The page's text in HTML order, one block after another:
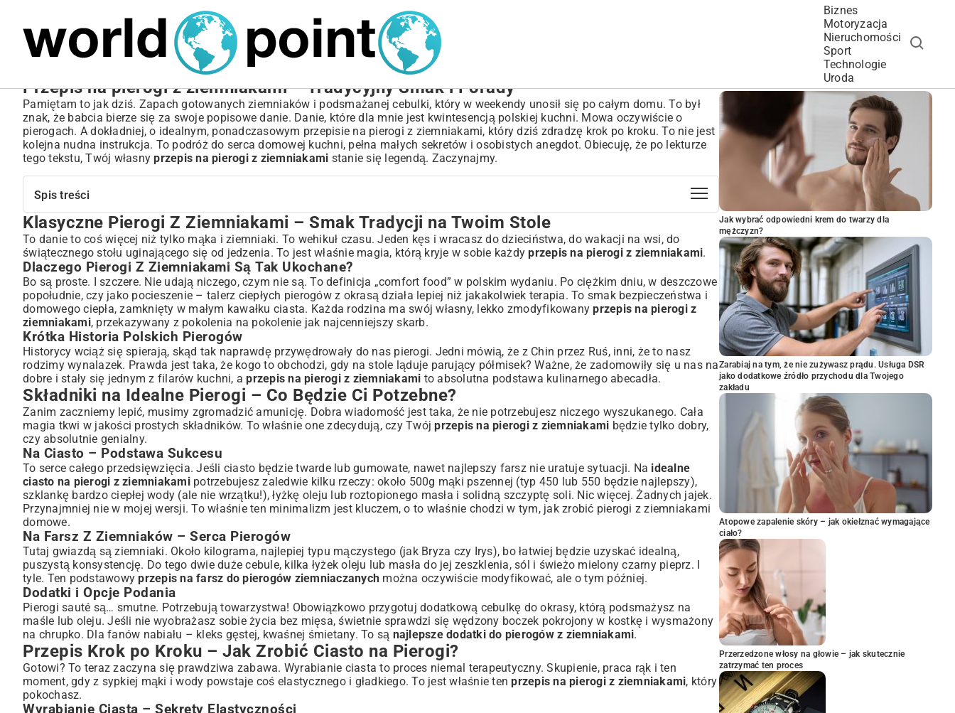
Biznes
Motoryzacja
Nieruchomości
Sport
Technologie
Uroda
Przepis na pierogi z ziemniakami – Tradycyjny Smak i Porady
Pamiętam to jak dziś. Zapach gotowanych ziemniaków i podsmażanej cebulki, który w weekendy unosił się po całym domu. To był
znak, że babcia bierze się za swoje popisowe danie. Danie, które dla mnie jest kwintesencją polskiej kuchni. Mowa oczywiście o
pierogach. A dokładniej, o idealnym, ponadczasowym przepisie na pierogi z ziemniakami, który dziś zdradzę krok po kroku. To nie jest
kolejna nudna instrukcja. To podróż do serca domowej kuchni, pełna małych sekretów i osobistych anegdot. Obiecuję, że po lekturze
tego tekstu, Twój własnyprzepis na pierogi z ziemniakami stanie się legendą. Zaczynajmy.
Spis treści
Klasyczne Pierogi Z Ziemniakami – Smak Tradycji na Twoim Stole
Dlaczego Pierogi Z Ziemniakami Są Tak Ukochane?
Krótka Historia Polskich Pierogów
Składniki na Idealne Pierogi – Co Będzie Ci Potzebne?
Na Ciasto – Podstawa Sukcesu
Na Farsz Z Ziemniaków – Serca Pierogów
Dodatki i Opcje Podania
Przepis Krok po Kroku – Jak Zrobić Ciasto na Pierogi?
Wyrabianie Ciasta – Sekrety Elastyczności
Odpoczynek Ciasta – Klucz do Łatwego Wałkowania
Przygotowanie Farszu Z Ziemniaków – Tajemnica Bogatego Smaku
Gotowanie i Tłuczenie Ziemniaków – Perfekcyjna Konsystencja
Doprawianie Farszu – Jak Wydobyć Najlepszy Smak?
Klejenie Pierogów – Praktyczny Poradnik
Techniki Klejenia – Od Prostych do Zdobnych
Wskazówki dla Początkujących – Unikaj Typowych Błędów
Jak Gotować i Podawać Pierogi Z Ziemniakami?
Gotowanie Pierogów – Ile Czasu, Ile Wody?
Smażenie Pierogów – Chrupiąca Alternatywa
Najlepsze Dodatki i Sosy do Pierogów Z Ziemniakami
Wariacje na Temat Pierogów Z Ziemniakami i Praktyczne Porady
Inne Farsze Ziemniaczane – Inspiracje Kulinarne
Jak Mrozić Pierogi – Poradnik na Przyszłość
Pierogi Z Ziemniakami w Kontekście Kuchni Bezmięsnej
Podsumowanie – Świętuj Smak Domowej Kuchni
Klasyczne Pierogi Z Ziemniakami – Smak Tradycji na Twoim Stole
To danie to coś więcej niż tylko mąka i ziemniaki. To wehikuł czasu. Jeden kęs i wracasz do dzieciństwa, do wakacji na wsi, do
świątecznego stołu uginającego się od jedzenia. To jest właśnie magia, którą kryje w sobie każdyprzepis na pierogi z ziemniakami.
Dlaczego Pierogi Z Ziemniakami Są Tak Ukochane?
Bo są proste. I szczere. Nie udają niczego, czym nie są. To definicja „comfort food” w polskim wydaniu. Po ciężkim dniu, w deszczowe
popołudnie, czy jako pocieszenie – talerz ciepłych pierogów z okrasą działa lepiej niż jakakolwiek terapia. To smak bezpieczeństwa i
domowego ciepła, zamknięty w małym kawałku ciasta. Każda rodzina ma swój własny, lekko zmodyfikowanyprzepis na pierogi z
ziemniakami, przekazywany z pokolenia na pokolenie jak najcenniejszy skarb.
Krótka Historia Polskich Pierogów
Historycy wciąż się spierają, skąd tak naprawdę przywędrowały do nas pierogi. Jedni mówią, że z Chin przez Ruś, inni, że to nasz
rodzimy wynalazek. Prawda jest taka, że kogo to obchodzi, gdy na stole ląduje parujący półmisek? Ważne, że zadomowiły się u nas na
dobre i stały się jednym z filarów kuchni, aprzepis na pierogi z ziemniakami to absolutna podstawa kulinarnego abecadła.
Składniki na Idealne Pierogi – Co Będzie Ci Potzebne?
Zanim zaczniemy lepić, musimy zgromadzić amunicję. Dobra wiadomość jest taka, że nie potrzebujesz niczego wyszukanego. Cała
magia tkwi w jakości prostych składników. To właśnie one zdecydują, czy Twójprzepis na pierogi z ziemniakami będzie tylko dobry,
czy absolutnie genialny.
Na Ciasto – Podstawa Sukcesu
To serce całego przedsięwzięcia. Jeśli ciasto będzie twarde lub gumowate, nawet najlepszy farsz nie uratuje sytuacji. Na idealne
ciasto na pierogi z ziemniakamipotrzebujesz zaledwie kilku rzeczy: około 500g mąki pszennej (typ 450 lub 550 będzie najlepszy),
szklankę bardzo ciepłej wody (ale nie wrzątku!), łyżkę oleju lub roztopionego masła i solidną szczyptę soli. Nic więcej. Żadnych jajek.
Przynajmniej nie w mojej wersji. To właśnie ten minimalizm jest kluczem, o to właśnie chodzi w tym, jak zrobić pierogi z ziemniakami
domowe.
Na Farsz Z Ziemniaków – Serca Pierogów
Tutaj gwiazdą są ziemniaki. Około kilograma, najlepiej typu mączystego (jak Bryza czy Irys), bo łatwiej będzie uzyskać idealną,
puszystą konsystencję. Do tego dwie duże cebule, kilka łyżek oleju lub masła do jej zeszklenia, sól i świeżo mielony czarny pieprz. I
tyle. Ten podstawowyprzepis na farsz do pierogów ziemniaczanych można oczywiście modyfikować, ale o tym później.
Dodatki i Opcje Podania
Pierogi sauté są… smutne. Potrzebują towarzystwa! Obowiązkowo przygotuj dodatkową cebulkę do okrasy, którą podsmażysz na
maśle lub oleju. Jeśli nie wyobrażasz sobie życia bez mięsa, świetnie sprawdzi się wędzony boczek pokrojony w kostkę i wysmażony
na chrupko. Dla fanów nabiału – kleks gęstej, kwaśnej śmietany. To są najlepsze dodatki do pierogów z ziemniakami.
Przepis Krok po Kroku – Jak Zrobić Ciasto na Pierogi?
Gotowi? To teraz zaczyna się prawdziwa zabawa. Wyrabianie ciasta to proces niemal terapeutyczny. Skupienie, praca rąk i ten
moment, gdy z sypkiej mąki i wody powstaje coś elastycznego i gładkiego. To jest właśnie tenprzepis na pierogi z ziemniakami, który
pokochasz.
Wyrabianie Ciasta – Sekrety Elastyczności
POPULARNE ARTYKUŁY
Jak wybrać odpowiedni krem do twarzy dla
mężczyzn?
Zarabiaj na tym, że nie zużywasz prądu. Usługa DSR
jako dodatkowe źródło przychodu dla Twojego
zakładu
Atopowe zapalenie skóry – jak okiełznać wymagające
ciało?
Przerzedzone włosy na głowie – jak skutecznie
zatrzymać ten proces